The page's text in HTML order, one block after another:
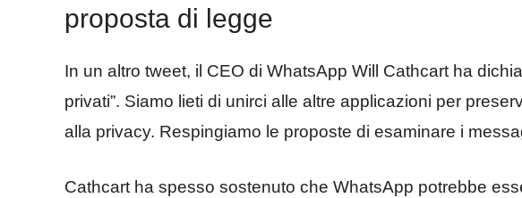
proposta di legge
In un altro tweet, il CEO di WhatsApp Will Cathcart ha
privati”. Siamo lieti di unirci alle altre applicazioni per
alla privacy. Respingiamo le proposte di esaminare i
Cathcart ha spesso sostenuto che WhatsApp potrebbe